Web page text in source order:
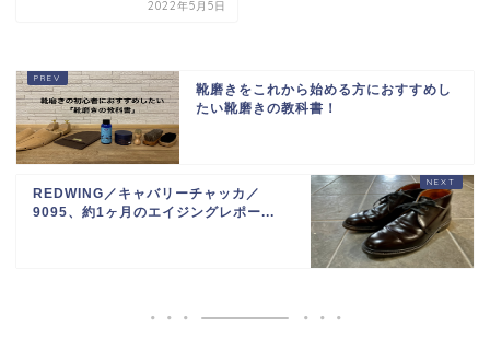
2022年5月5日
靴磨きをこれから始める方におすすめし
たい靴磨きの教科書！
REDWING／キャバリーチャッカ／
9095、約1ヶ月のエイジングレポー...